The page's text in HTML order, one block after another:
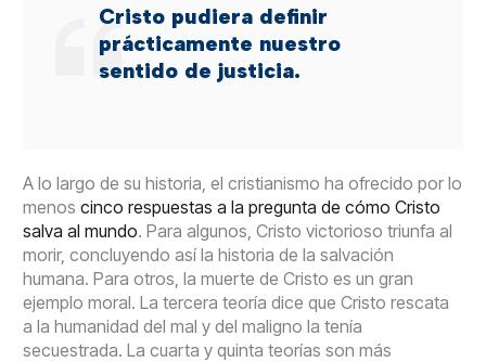
Cristo pudiera definir
prácticamente nuestro
sentido de justicia.
A lo largo de su historia, el cristianismo ha ofrecido por lo
menoscinco respuestas a la pregunta de cómo Cristo
salva al mundo. Para algunos, Cristo victorioso triunfa al
morir, concluyendo así la historia de la salvación
humana. Para otros, la muerte de Cristo es un gran
ejemplo moral. La tercera teoría dice que Cristo rescata
a la humanidad del mal y del maligno la tenía
secuestrada. La cuarta y quinta teorías son más